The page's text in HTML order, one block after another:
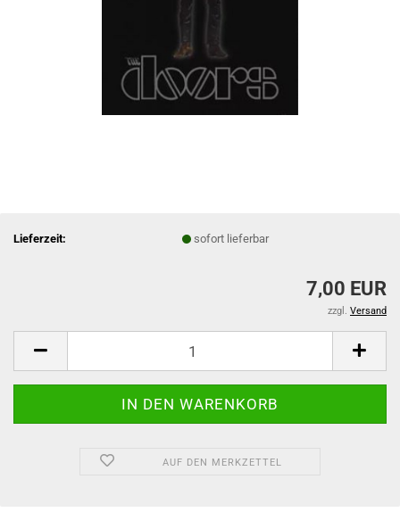
Lieferzeit: sofort lieferbar
7,00 EUR
zzgl. Versand
AUF DEN MERKZETTEL